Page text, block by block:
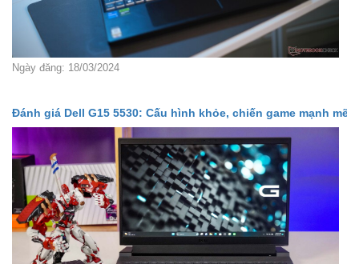
Ngày đăng: 18/03/2024
Đánh giá Dell G15 5530: Cấu hình khỏe, chiến game mạnh mẽ